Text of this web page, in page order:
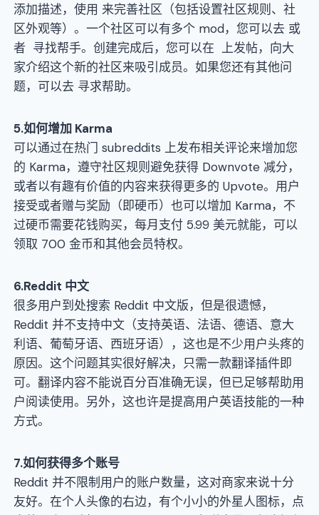
添加描述，使用 来完善社区（包括设置社区规则、社
区外观等）。一个社区可以有多个 mod，您可以去 或
者 寻找帮手。创建完成后，您可以在 上发帖，向大
家介绍这个新的社区来吸引成员。如果您还有其他问
题，可以去 寻求帮助。
5.如何增加 Karma
可以通过在热门 subreddits 上发布相关评论来增加您
的 Karma，遵守社区规则避免获得 Downvote 减分，
或者以有趣有价值的内容来获得更多的 Upvote。用户
接受或者赠与奖励（即硬币）也可以增加 Karma，不
过硬币需要花钱购买，每月支付 5.99 美元就能，可以
领取 700 金币和其他会员特权。
6.Reddit 中文
很多用户到处搜索 Reddit 中文版，但是很遗憾，
Reddit 并不支持中文（支持英语、法语、德语、意大
利语、葡萄牙语、西班牙语），这也是不少用户头疼的
原因。这个问题其实很好解决，只需一款翻译插件即
可。翻译内容不能说百分百准确无误，但已足够帮助用
户阅读使用。另外，这也许是提高用户英语技能的一种
方式。
7.如何获得多个账号
Reddit 并不限制用户的账户数量，这对商家来说十分
友好。在个人头像的右边，有个小小的外星人图标，点